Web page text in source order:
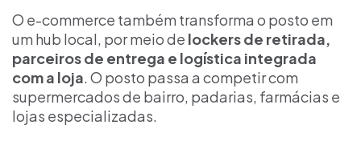
O e-commerce também transforma o posto em
um hub local, por meio de lockers de retirada,
parceiros de entrega e logística integrada
com a loja. O posto passa a competir com
supermercados de bairro, padarias, farmácias e
lojas especializadas.